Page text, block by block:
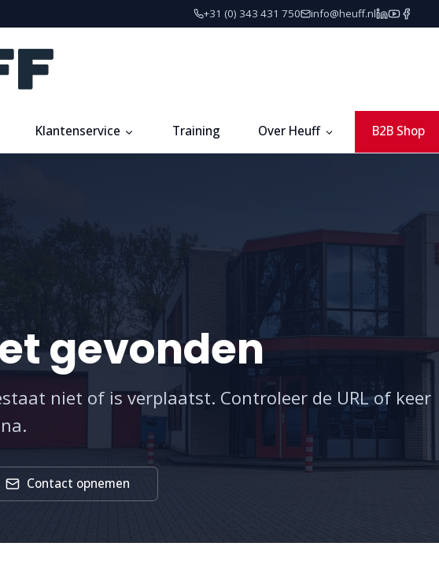
+31 (0) 343 431 750 info@heuff.nl
Klantenservice Training Over Heuff B2B Shop
gevonden
niet of is verplaatst. Controleer de URL of keer
Contact opnemen